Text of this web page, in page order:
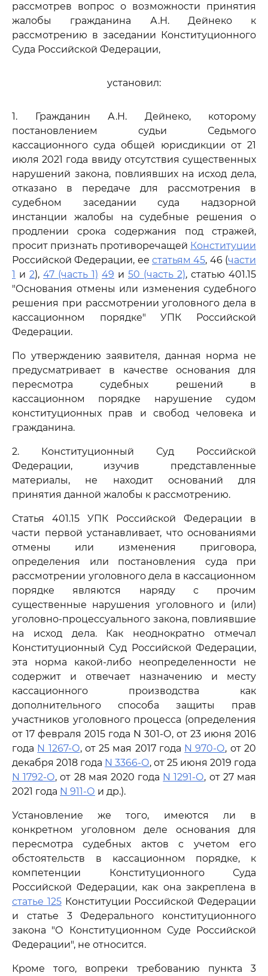
рассмотрев вопрос о возможности принятия
жалобы гражданина А.Н. Дейнеко к
рассмотрению в заседании Конституционного
Суда Российской Федерации,
установил:
1. Гражданин А.Н. Дейнеко, которому
постановлением судьи Седьмого
кассационного суда общей юрисдикции от 21
июля 2021 года ввиду отсутствия существенных
нарушений закона, повлиявших на исход дела,
отказано в передаче для рассмотрения в
судебном заседании суда надзорной
инстанции жалобы на судебные решения о
продлении срока содержания под стражей,
просит признать противоречащей Конституции
Российской Федерации, ее статьям 45, 46 (части
1 и 2), 47 (часть 1) 49 и 50 (часть 2), статью 401.15
"Основания отмены или изменения судебного
решения при рассмотрении уголовного дела в
кассационном порядке" УПК Российской
Федерации.
По утверждению заявителя, данная норма не
предусматривает в качестве основания для
пересмотра судебных решений в
кассационном порядке нарушение судом
конституционных прав и свобод человека и
гражданина.
2. Конституционный Суд Российской
Федерации, изучив представленные
материалы, не находит оснований для
принятия данной жалобы к рассмотрению.
Статья 401.15 УПК Российской Федерации в
части первой устанавливает, что основаниями
отмены или изменения приговора,
определения или постановления суда при
рассмотрении уголовного дела в кассационном
порядке являются наряду с прочим
существенные нарушения уголовного и (или)
уголовно-процессуального закона, повлиявшие
на исход дела. Как неоднократно отмечал
Конституционный Суд Российской Федерации,
эта норма какой-либо неопределенности не
содержит и отвечает назначению и месту
кассационного производства как
дополнительного способа защиты прав
участников уголовного процесса (определения
от 17 февраля 2015 года N 301-О, от 23 июня 2016
года N 1267-О, от 25 мая 2017 года N 970-О, от 20
декабря 2018 года N 3366-О, от 25 июня 2019 года
N 1792-О, от 28 мая 2020 года N 1291-О, от 27 мая
2021 года N 911-О и др.).
Установление же того, имеются ли в
конкретном уголовном деле основания для
пересмотра судебных актов с учетом его
обстоятельств в кассационном порядке, к
компетенции Конституционного Суда
Российской Федерации, как она закреплена в
статье 125Конституции Российской Федерации
и статье 3 Федерального конституционного
закона "О Конституционном Суде Российской
Федерации", не относится.
Кроме того, вопреки требованию пункта 3